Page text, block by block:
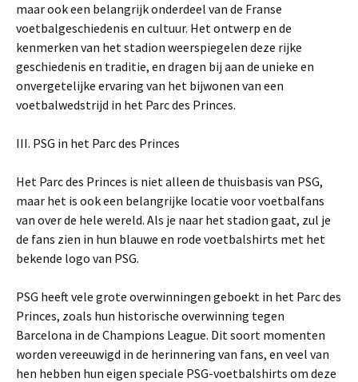
maar ook een belangrijk onderdeel van de Franse
voetbalgeschiedenis en cultuur. Het ontwerp en de
kenmerken van het stadion weerspiegelen deze rijke
geschiedenis en traditie, en dragen bij aan de unieke en
onvergetelijke ervaring van het bijwonen van een
voetbalwedstrijd in het Parc des Princes.
III. PSG in het Parc des Princes
Het Parc des Princes is niet alleen de thuisbasis van PSG,
maar het is ook een belangrijke locatie voor voetbalfans
van over de hele wereld. Als je naar het stadion gaat, zul je
de fans zien in hun blauwe en rode voetbalshirts met het
bekende logo van PSG.
PSG heeft vele grote overwinningen geboekt in het Parc des
Princes, zoals hun historische overwinning tegen
Barcelona in de Champions League. Dit soort momenten
worden vereeuwigd in de herinnering van fans, en veel van
hen hebben hun eigen speciale PSG-voetbalshirts om deze